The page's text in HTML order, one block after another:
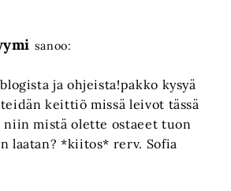
sanoo:
ja ohjeista!pakko kysyä
keittiö missä leivot tässä
niin mistä olette ostaeet tuon
laatan? *kiitos* rerv. Sofia